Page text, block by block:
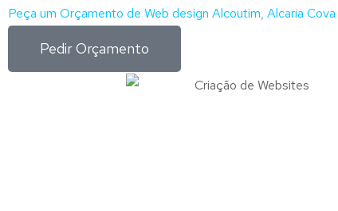
Peça um Orçamento de Web design Alcoutim, Alcaria
Pedir Orçamento